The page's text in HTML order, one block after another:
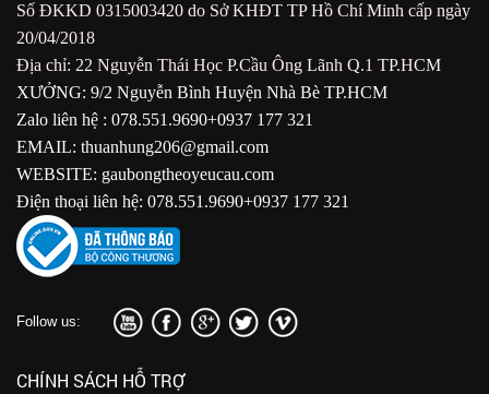
Số ĐKKD 0315003420 do Sở KHĐT TP Hồ Chí Minh cấp ngày
20/04/2018
Địa chỉ: 22 Nguyễn Thái Học P.Cầu Ông Lãnh Q.1 TP.HCM
XƯỞNG: 9/2 Nguyễn Bình Huyện Nhà Bè TP.HCM
Zalo liên hệ : 078.551.9690+0937 177 321
EMAIL: thuanhung206@gmail.com
WEBSITE: gaubongtheoyeucau.com
Điện thoại liên hệ: 078.551.9690+0937 177 321
Follow us:
CHÍNH SÁCH HỖ TRỢ